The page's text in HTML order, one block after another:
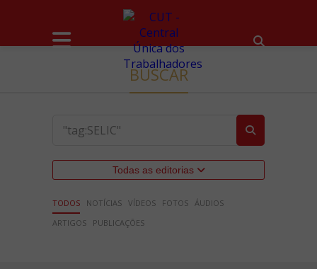
BUSCAR
Todas as editorias
TODOS NOTÍCIAS VÍDEOS FOTOS ÁUDIOS
ARTIGOS
PUBLICAÇÕES